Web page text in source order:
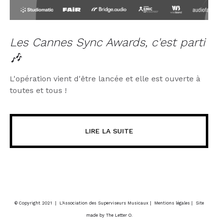
Les Cannes Sync Awards, c'est parti
🎶
L'opération vient d'être lancée et elle est ouverte à
toutes et tous !
LIRE LA SUITE
© Copyright 2021 | L'Association des Superviseurs Musicaux | Mentions légales| Site
made by The Letter O.